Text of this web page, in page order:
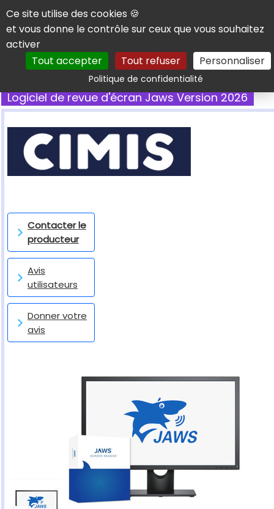
Panneau de gestion des cookies
Ce site utilise des cookies 🍪
et vous donne le contrôle sur ceux que vous souhaitez
activer
Tout accepter
Tout refuser Personnaliser
Politique de confidentialitéRechercher
Logiciel de revue d'écran Jaws Version 2026
Contacter le
producteur
Avis
utilisateurs
Donner votre
avis